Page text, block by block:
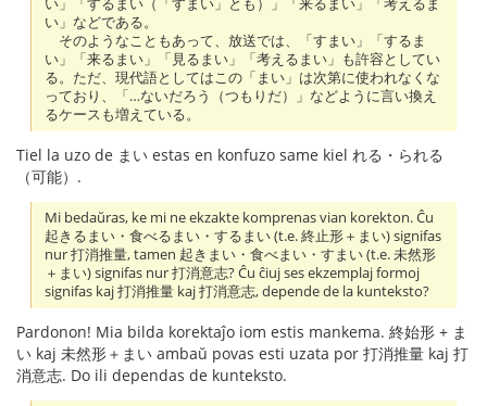
い」「するまい（「すまい」とも）」「来るまい」「考えるま
い」などである。
そのようなこともあって、放送では、「すまい」「するま
い」「来るまい」「見るまい」「考えるまい」も許容としてい
る。ただ、現代語としてはこの「まい」は次第に使われなくな
っており、「…ないだろう（つもりだ）」などように言い換え
るケースも増えている。
Tiel la uzo de まい estas en konfuzo same kiel れる・られる
（可能）.
Mi bedaŭras, ke mi ne ekzakte komprenas vian korekton. Ĉu
起きるまい・食べるまい・するまい (t.e. 終止形＋まい) signifas
nur 打消推量, tamen 起きまい・食べまい・すまい (t.e. 未然形
＋まい) signifas nur 打消意志? Ĉu ĉiuj ses ekzemplaj formoj
signifas kaj 打消推量 kaj 打消意志, depende de la kunteksto?
Pardonon! Mia bilda korektaĵo iom estis mankema. 終始形 + ま
い kaj 未然形＋まい ambaŭ povas esti uzata por 打消推量 kaj 打
消意志. Do ili dependas de kunteksto.